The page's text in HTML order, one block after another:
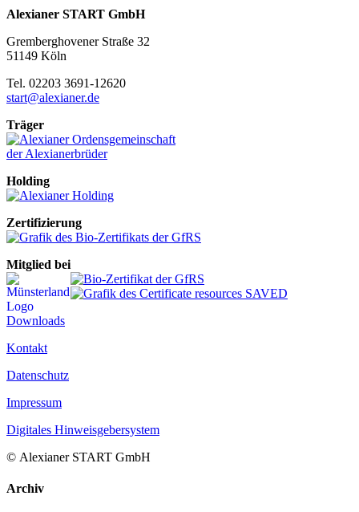
Alexianer START GmbH
Gremberghovener Straße 32
51149 Köln
Tel. 02203 3691-12620
start@alexianer.de
Träger
Holding
Zertifizierung
Mitglied bei
Downloads
Kontakt
Datenschutz
Impressum
Digitales Hinweisgebersystem
© Alexianer START GmbH
Archiv